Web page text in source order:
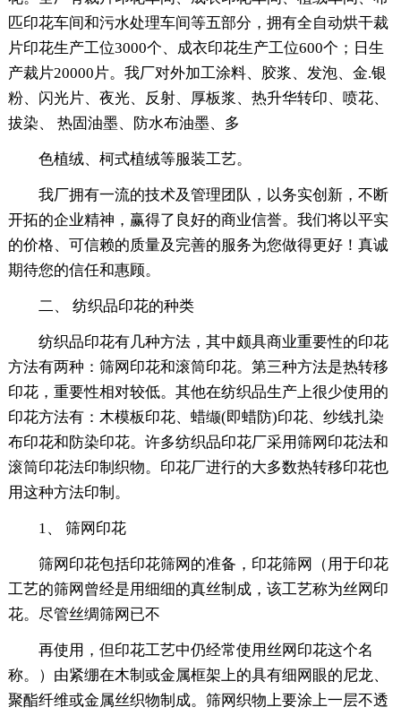
匹印花车间和污水处理车间等五部分，拥有全自动烘干裁
片印花生产工位3000个、成衣印花生产工位600个；日生
产裁片20000片。我厂对外加工涂料、胶浆、发泡、金.银
粉、闪光片、夜光、反射、厚板浆、热升华转印、喷花、
拔染、 热固油墨、防水布油墨、多
色植绒、柯式植绒等服装工艺。
我厂拥有一流的技术及管理团队，以务实创新，不断
开拓的企业精神，赢得了良好的商业信誉。我们将以平实
的价格、可信赖的质量及完善的服务为您做得更好！真诚
期待您的信任和惠顾。
二、 纺织品印花的种类
纺织品印花有几种方法，其中颇具商业重要性的印花
方法有两种：筛网印花和滚筒印花。第三种方法是热转移
印花，重要性相对较低。其他在纺织品生产上很少使用的
印花方法有：木模板印花、蜡缬(即蜡防)印花、纱线扎染
布印花和防染印花。许多纺织品印花厂采用筛网印花法和
滚筒印花法印制织物。印花厂进行的大多数热转移印花也
用这种方法印制。
1、 筛网印花
筛网印花包括印花筛网的准备，印花筛网（用于印花
工艺的筛网曾经是用细细的真丝制成，该工艺称为丝网印
花。尽管丝绸筛网已不
再使用，但印花工艺中仍经常使用丝网印花这个名
称。）由紧绷在木制或金属框架上的具有细网眼的尼龙、
聚酯纤维或金属丝织物制成。筛网织物上要涂上一层不透